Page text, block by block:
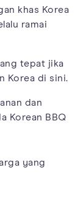
khas Korea
ramai
tepat jika
Korea di sini.
dan
Korean BBQ
yang